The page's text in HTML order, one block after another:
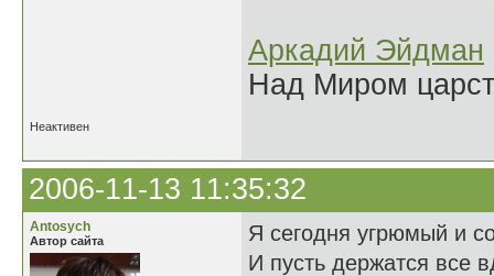
Аркадий Эйдман
Над Миром
Неактивен
2006-11-13 11:35:32
Antosych
Автор сайта
Я сегодня угрюмый и
И пусть держатся все